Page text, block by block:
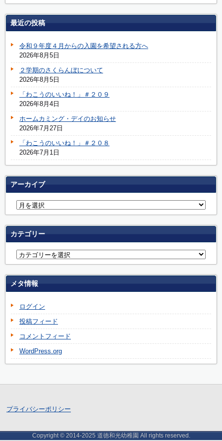
最近の投稿
令和９年度４月からの入園を希望される方へ
2026年8月5日
２学期のさくらんぼについて
2026年8月5日
「わこうのいいね！」＃２０９
2026年8月4日
ホームカミング・デイのお知らせ
2026年7月27日
「わこうのいいね！」＃２０８
2026年7月1日
アーカイブ
カテゴリー
メタ情報
ログイン
投稿フィード
コメントフィード
WordPress.org
プライバシーポリシー
Copyright © 2014-2025 道徳和光幼稚園 All rights reserved.